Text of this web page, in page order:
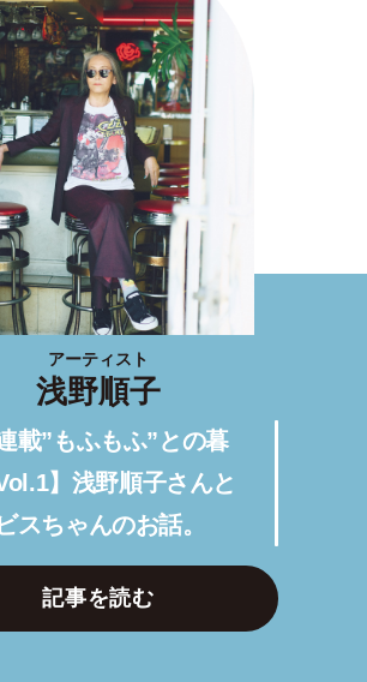
アーティスト
浅野順子
載”もふもふ”との暮
】浅野順子さんと
スちゃんのお話。
記事を読む